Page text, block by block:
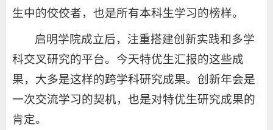
生中的佼佼者，也是所有本科生学习的榜样。
启明学院成立后，注重搭建创新实践和多学
科交叉研究的平台。今天特优生汇报的这些成
果，大多是这样的跨学科研究成果。创新年会是
一次交流学习的契机，也是对特优生研究成果的
肯定。